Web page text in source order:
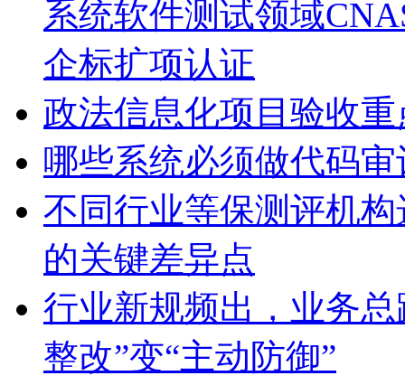
政法信息化项目验收
哪些系统必须做代码
不同行业等保测评机
的关键差异点
行业新规频出，业务
整改”变“主动防御”